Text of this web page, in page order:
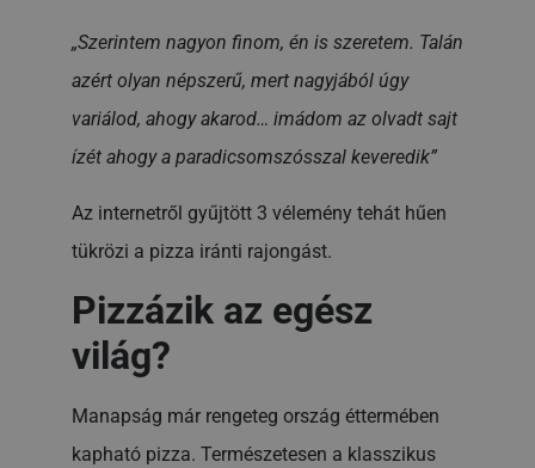
„Szerintem nagyon finom, én is szeretem. Talán
azért olyan népszerű, mert nagyjából úgy
variálod, ahogy akarod… imádom az olvadt sajt
ízét ahogy a paradicsomszósszal keveredik”
Az internetről gyűjtött 3 vélemény tehát hűen
tükrözi a pizza iránti rajongást.
Pizzázik az egész
világ?
Manapság már rengeteg ország éttermében
kapható pizza. Természetesen a klasszikus